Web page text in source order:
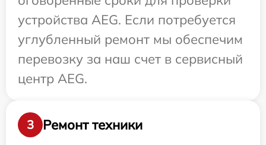
устройства AEG. Если потребуется
углубленный ремонт мы обеспечим
перевозку за наш счет в сервисный
центр AEG.
3
Ремонт техники